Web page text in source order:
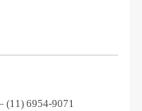
(11) 6954-9071